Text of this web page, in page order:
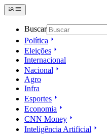
Buscar
Política
Eleições
Internacional
Nacional
Agro
Infra
Esportes
Economia
CNN Money
Inteligência Artificial